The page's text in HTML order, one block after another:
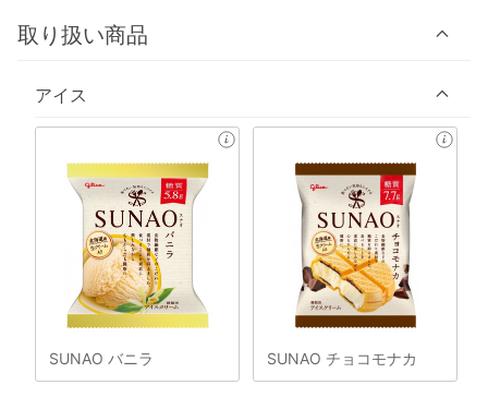
取り扱い商品
アイス
SUNAO バニラ SUNAO チョコモナカ